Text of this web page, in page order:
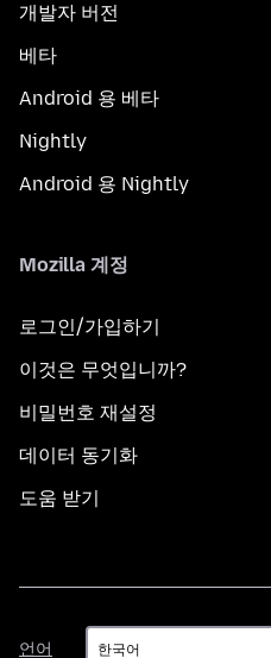
개발자 버전
베타
Android 용 베타
Nightly
Android 용 Nightly
Mozilla 계정
로그인/가입하기
이것은 무엇입니까?
비밀번호 재설정
데이터 동기화
도움 받기
언어
언